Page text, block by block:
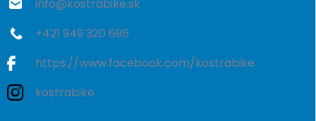
info@kostrabike.sk
+421 949 320 696
https://www.facebook.com/kostrabike
kostrabike